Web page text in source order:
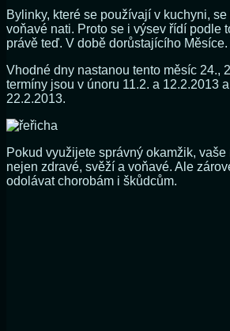
Bylinky, které se používají v kuchyni,
voňavé nati. Proto se i výsev řídí podle
právě teď. V době dorůstajícího
Vhodné dny nastanou tento měsíc 24.,
termíny jsou v únoru 11.2. a 12.2.2013
22.2.2013.
Pokud využijete správný okamžik,
nejen zdravé, svěží a voňavé. Ale
odolávat chorobám i škůdcům.